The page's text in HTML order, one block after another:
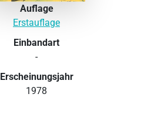
Auflage
Erstauflage
Einbandart
-
Erscheinungsjahr
1978